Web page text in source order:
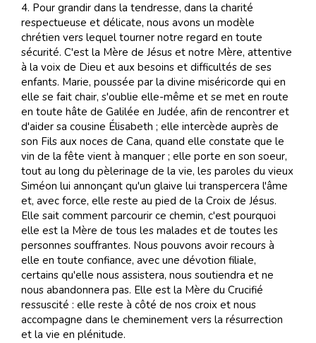
4. Pour grandir dans la tendresse, dans la charité
respectueuse et délicate, nous avons un modèle
chrétien vers lequel tourner notre regard en toute
sécurité. C'est la Mère de Jésus et notre Mère, attentive
à la voix de Dieu et aux besoins et difficultés de ses
enfants. Marie, poussée par la divine miséricorde qui en
elle se fait chair, s'oublie elle-même et se met en route
en toute hâte de Galilée en Judée, afin de rencontrer et
d'aider sa cousine Élisabeth ; elle intercède auprès de
son Fils aux noces de Cana, quand elle constate que le
vin de la fête vient à manquer ; elle porte en son soeur,
tout au long du pèlerinage de la vie, les paroles du vieux
Siméon lui annonçant qu'un glaive lui transpercera l'âme
et, avec force, elle reste au pied de la Croix de Jésus.
Elle sait comment parcourir ce chemin, c'est pourquoi
elle est la Mère de tous les malades et de toutes les
personnes souffrantes. Nous pouvons avoir recours à
elle en toute confiance, avec une dévotion filiale,
certains qu'elle nous assistera, nous soutiendra et ne
nous abandonnera pas. Elle est la Mère du Crucifié
ressuscité : elle reste à côté de nos croix et nous
accompagne dans le cheminement vers la résurrection
et la vie en plénitude.